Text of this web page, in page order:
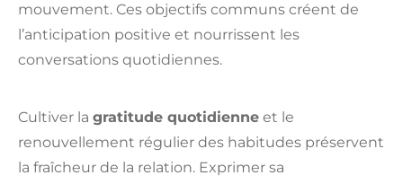
mouvement. Ces objectifs communs créent de
l’anticipation positive et nourrissent les
conversations quotidiennes.
Cultiver la gratitude quotidienne et le
renouvellement régulier des habitudes préservent
la fraîcheur de la relation. Exprimer sa